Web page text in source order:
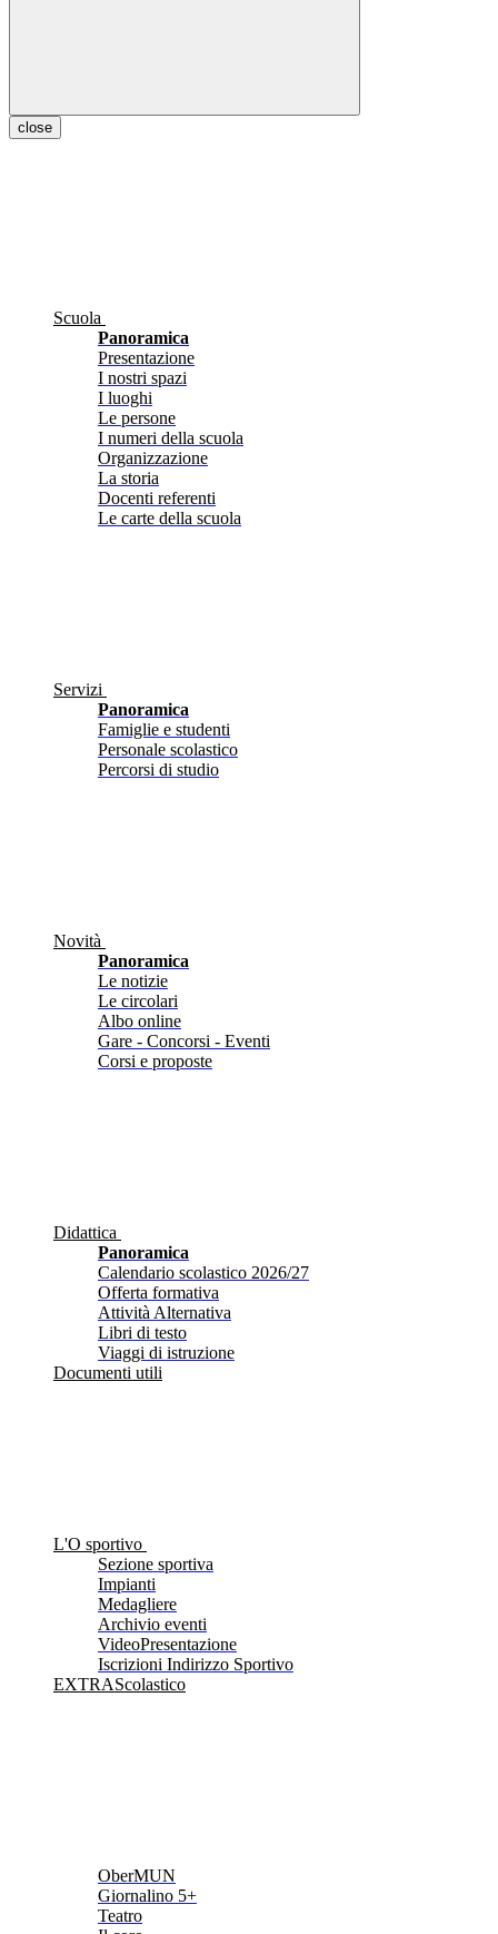
close
Scuola
Panoramica
Presentazione
I nostri spazi
I luoghi
Le persone
I numeri della scuola
Organizzazione
La storia
Docenti referenti
Le carte della scuola
Servizi
Panoramica
Famiglie e studenti
Personale scolastico
Percorsi di studio
Novità
Panoramica
Le notizie
Le circolari
Albo online
Gare - Concorsi - Eventi
Corsi e proposte
Didattica
Panoramica
Calendario scolastico 2026/27
Offerta formativa
Attività Alternativa
Libri di testo
Viaggi di istruzione
Documenti utili
L'O sportivo
Sezione sportiva
Impianti
Medagliere
Archivio eventi
VideoPresentazione
Iscrizioni Indirizzo Sportivo
EXTRAScolastico
OberMUN
Giornalino 5+
Teatro